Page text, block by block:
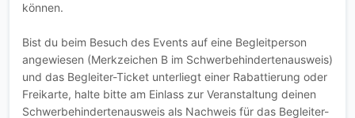
können.
Bist du beim Besuch des Events auf eine Begleitperson
angewiesen (Merkzeichen B im Schwerbehindertenausweis)
und das Begleiter-Ticket unterliegt einer Rabattierung oder
Freikarte, halte bitte am Einlass zur Veranstaltung deinen
Schwerbehindertenausweis als Nachweis für das Begleiter-